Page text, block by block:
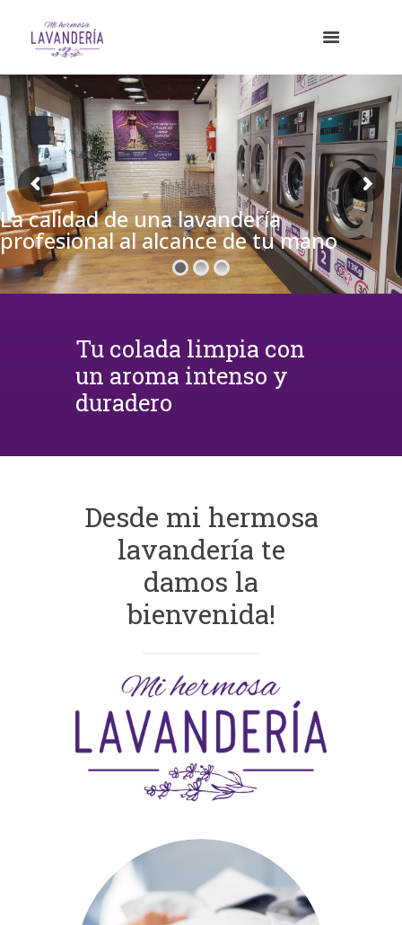
La calidad de una lavandería
profesional al alcance de tu mano
Tu colada limpia con
un aroma intenso y
duradero
Desde mi hermosa
lavandería te
damos la
bienvenida!